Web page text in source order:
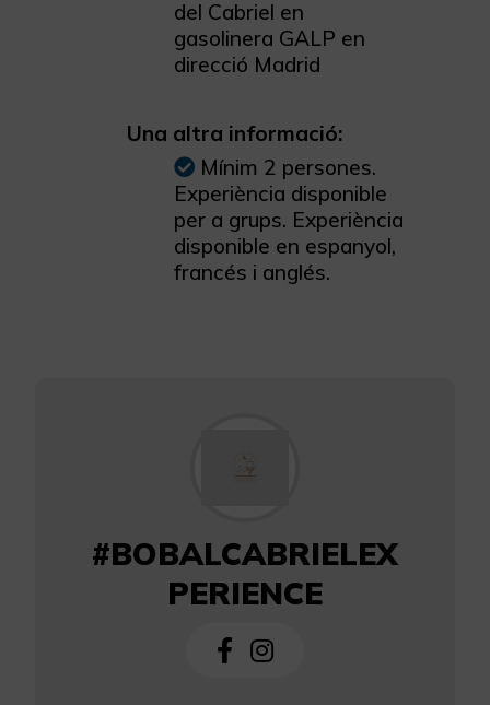
del Cabriel en
gasolinera GALP en
direcció Madrid
Una altra informació:
Mínim 2 persones.
Experiència disponible
per a grups. Experiència
disponible en espanyol,
francés i anglés.
#BOBALCABRIELEX
PERIENCE